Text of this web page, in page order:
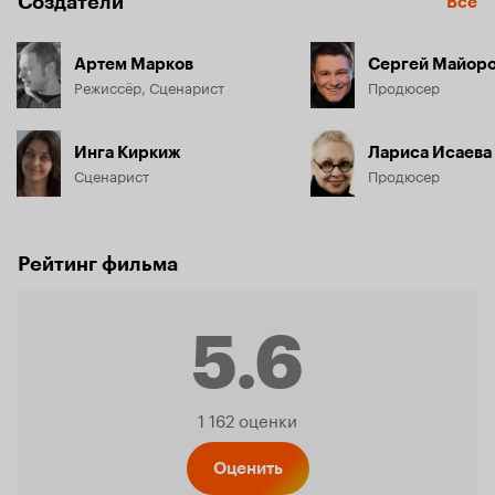
Артем Марков
Режиссёр, Сценарист
Инга Киркиж
Сценарист
Сергей
Продюсер
Лариса Исаева
Продюсер
Рейтинг фильма
5.6
Рейтинг
1 162 оценки
Оценить